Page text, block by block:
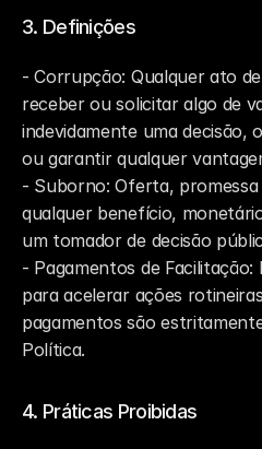
3. Definições
- Corrupção: Qualquer ato
receber ou solicitar algo de
indevidamente uma decisão,
ou garantir qualquer
- Suborno: Oferta,
qualquer benefício,
um tomador de decisão
- Pagamentos de
para acelerar ações
pagamentos são
Política.
4. Práticas Proibidas